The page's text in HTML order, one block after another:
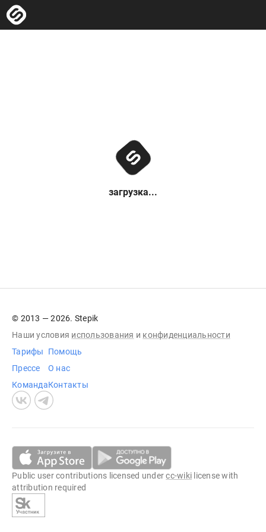
загрузка...
© 2013 — 2026. Stepik
Наши условия использования и конфиденциальности
Тарифы
Прессе
Команда
Помощь
О нас
Контакты
Public user contributions licensed undercc-wiki license with
attribution required